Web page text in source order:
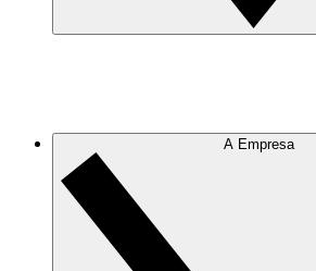
A Empresa